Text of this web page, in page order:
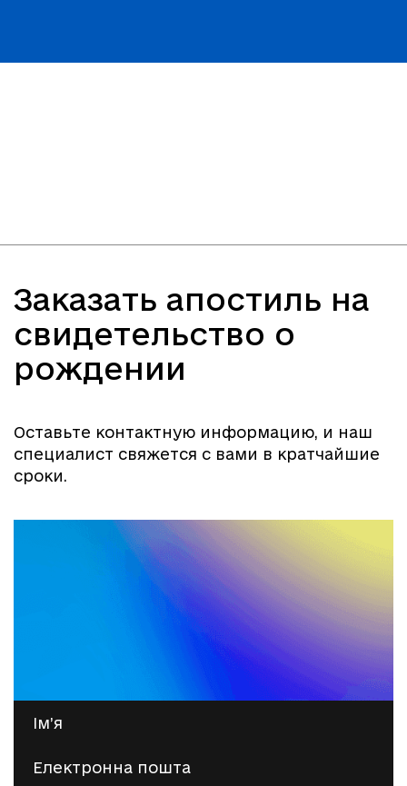
Заказать апостиль на
свидетельство о
рождении
Оставьте контактную информацию, и наш
специалист свяжется с вами в кратчайшие
сроки.